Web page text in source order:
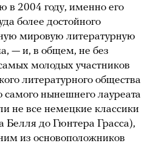
2004 году, именно его
более достойного
мировую литературную
— и, в общем, не без
молодых участников
литературного общества
нынешнего лауреата
не все немецкие классики
Белля до Гюнтера Грасса),
из основоположников